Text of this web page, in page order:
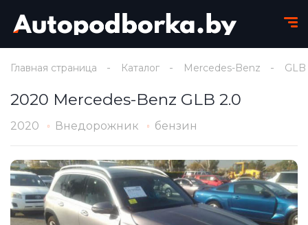
Главная страница Каталог Mercedes-Benz GLB
2020 Mercedes-Benz GLB 2.0
2020 Внедорожник бензин